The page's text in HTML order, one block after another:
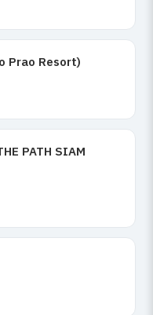
Prao Resort)
PATH SIAM